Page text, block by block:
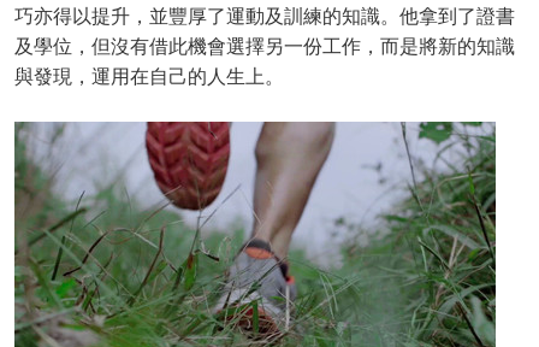
巧亦得以提升，並豐厚了運動及訓練的知識。他拿到了證書
及學位，但沒有借此機會選擇另一份工作，而是將新的知識
與發現，運用在自己的人生上。